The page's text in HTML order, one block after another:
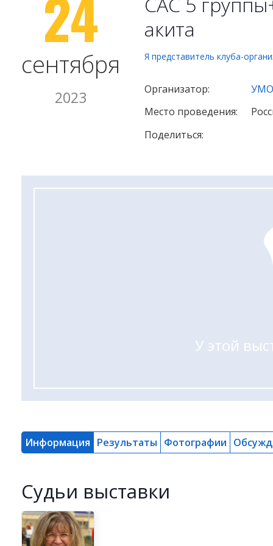
24
сентября
2023
акита
Я представитель клуба-
Организатор:
Место проведения:
Поделиться:
У этой
Информация Результаты Фотографии
Cудьи выставки